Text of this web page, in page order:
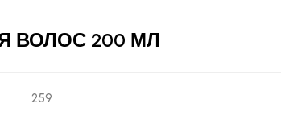
ВОЛОС 200 МЛ
259